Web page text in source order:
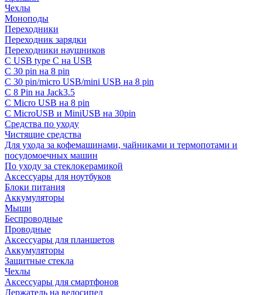
Чехлы
Моноподы
Переходники
Переходник зарядки
Переходники наушников
С USB type C на USB
С 30 pin на 8 pin
С 30 pin/micro USB/mini USB на 8 pin
С 8 Pin на Jack3.5
С Micro USB на 8 pin
С MicroUSB и MiniUSB на 30pin
Средства по уходу
Чистящие средства
Для ухода за кофемашинами, чайниками и термопотами и
посудомоечных машин
По уходу за стеклокерамикой
Аксессуары для ноутбуков
Блоки питания
Аккумуляторы
Мыши
Беспроводные
Проводные
Аксессуары для планшетов
Аккумуляторы
Защитные стекла
Чехлы
Аксессуары для смартфонов
Держатель на велосипед